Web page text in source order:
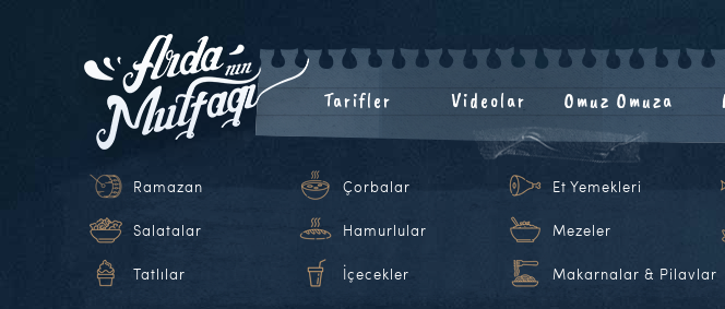
Tarifler Videolar Omuz Omuza
Ramazan Çorbalar Et Yemekleri
Salatalar Hamurlular Mezeler
Tatlılar İçecekler Makarnalar & Pilavlar